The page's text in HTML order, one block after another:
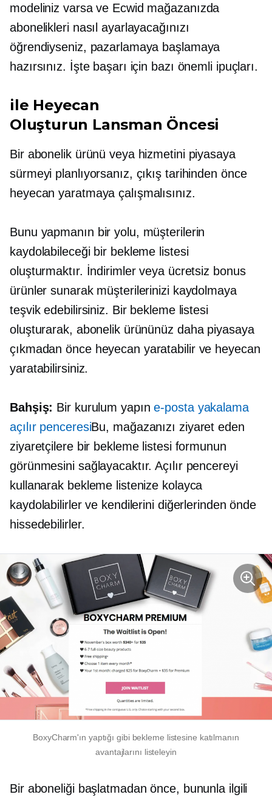
modeliniz varsa ve Ecwid mağazanızda
abonelikleri nasıl ayarlayacağınızı
öğrendiyseniz, pazarlamaya başlamaya
hazırsınız. İşte başarı için bazı önemli ipuçları.
ile Heyecan
Oluşturun Lansman Öncesi
Bir abonelik ürünü veya hizmetini piyasaya
sürmeyi planlıyorsanız, çıkış tarihinden önce
heyecan yaratmaya çalışmalısınız.
Bunu yapmanın bir yolu, müşterilerin
kaydolabileceği bir bekleme listesi
oluşturmaktır. İndirimler veya ücretsiz bonus
ürünler sunarak müşterilerinizi kaydolmaya
teşvik edebilirsiniz. Bir bekleme listesi
oluşturarak, abonelik ürününüz daha piyasaya
çıkmadan önce heyecan yaratabilir ve heyecan
yaratabilirsiniz.
Bahşiş: Bir kurulum yapıne-posta yakalama
açılır penceresiBu, mağazanızı ziyaret eden
ziyaretçilere bir bekleme listesi formunun
görünmesini sağlayacaktır. Açılır pencereyi
kullanarak bekleme listenize kolayca
kaydolabilirler ve kendilerini diğerlerinden önde
hissedebilirler.
BoxyCharm'ın yaptığı gibi bekleme listesine katılmanın
avantajlarını listeleyin
Bir aboneliği başlatmadan önce, bununla ilgili